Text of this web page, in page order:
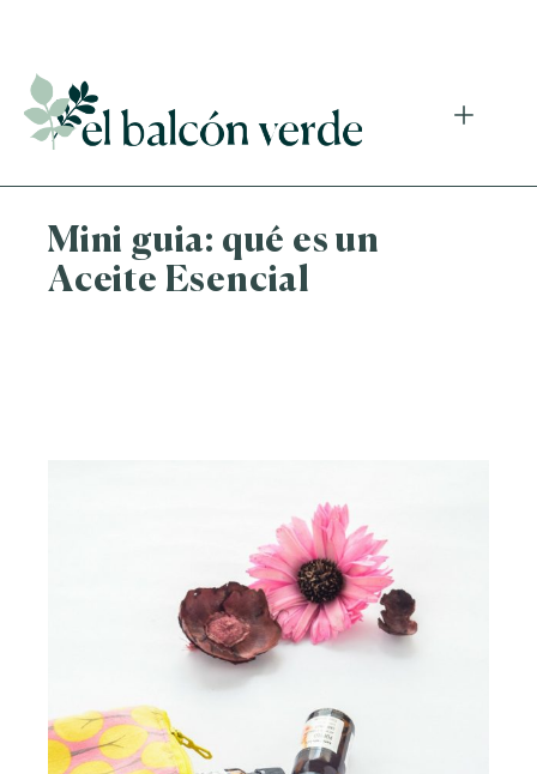
Mini guia: qué es un
Aceite Esencial